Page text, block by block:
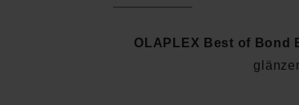
OLAPLEX Best of Bond